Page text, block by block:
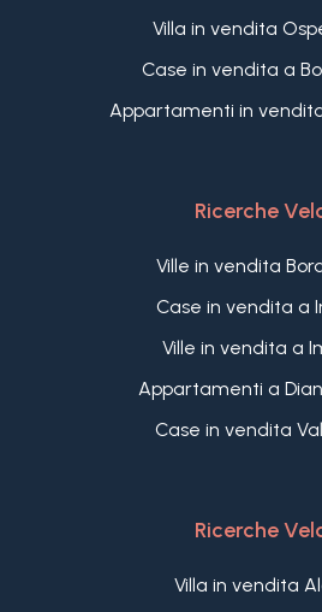
Villa in vendita
Case in vendita a
Appartamenti in
Ricerche
Ville in vendita
Case in vendita a
Ville in vendita a
Appartamenti a
Case in vendita
Ricerche
Villa in vendita